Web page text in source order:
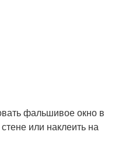
фальшивое окно в
или наклеить на